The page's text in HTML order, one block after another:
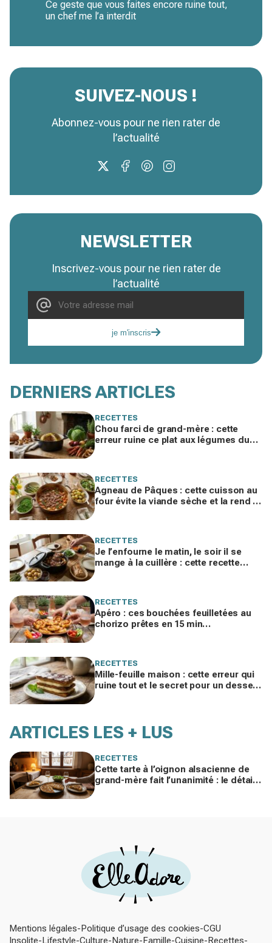
Ce geste que vous faites encore ruine tout,
un chef me l’a interdit
SUIVEZ-NOUS !
Abonnez-vous pour ne rien rater de
l’actualité
NEWSLETTER
Inscrivez-vous pour ne rien rater de
l’actualité
je m'inscris
DERNIERS ARTICLES
RECETTES
Chou farci de grand-mère : cette
erreur ruine ce plat aux légumes du
RECETTES
Agneau de Pâques : cette cuisson au
four évite la viande sèche et la rend si
RECETTES
Je l’enfourne le matin, le soir il se
mange à la cuillère : cette recette
RECETTES
Apéro : ces bouchées feuilletées au
chorizo prêtes en 15 min
RECETTES
Mille-feuille maison : cette erreur qui
ruine tout et le secret pour un dessert
ARTICLES LES + LUS
RECETTES
Cette tarte à l’oignon alsacienne de
grand-mère fait l’unanimité : le détail
Mentions légales Politique d’usage des cookies CGU
Insolite Lifestyle Culture Nature Famille Cuisine Recettes